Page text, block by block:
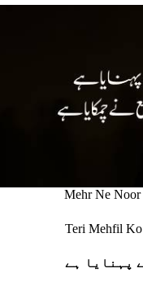
Mehr Ne Noor
Teri Mehfil Ko
پہنایا ہے